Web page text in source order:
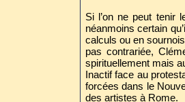
Si l’on ne peut tenir
néanmoins certain
calculs ou en
pas contrariée,
spirituellement mais
Inactif face au
forcées dans le
des artistes à Rome.